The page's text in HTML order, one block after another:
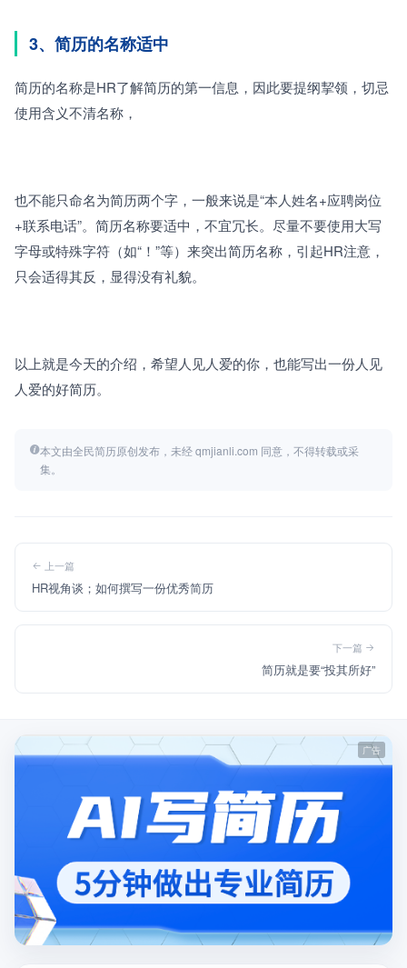
3、简历的名称适中
简历的名称是HR了解简历的第一信息，因此要提纲挈领，切忌
使用含义不清名称，
也不能只命名为简历两个字，一般来说是“本人姓名+应聘岗位
+联系电话”。简历名称要适中，不宜冗长。尽量不要使用大写
字母或特殊字符（如“！”等）来突出简历名称，引起HR注意，
只会适得其反，显得没有礼貌。
以上就是今天的介绍，希望人见人爱的你，也能写出一份人见
人爱的好简历。
本文由全民简历原创发布，未经 qmjianli.com 同意，不得转载或采
集。
上一篇
HR视角谈；如何撰写一份优秀简历
下一篇
简历就是要“投其所好”